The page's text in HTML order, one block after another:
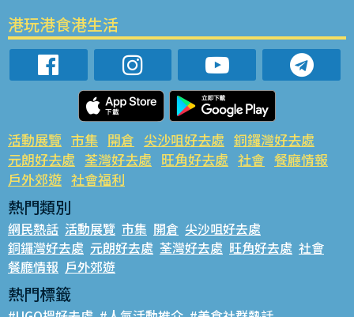
港玩港食港生活
活動展覽 市集 開倉 尖沙咀好去處 銅鑼灣好去處
元朗好去處 荃灣好去處 旺角好去處 社會 餐廳情報
戶外郊遊 社會福利
熱門類別
網民熱話 活動展覽 市集 開倉 尖沙咀好去處
銅鑼灣好去處 元朗好去處 荃灣好去處 旺角好去處 社會
餐廳情報 戶外郊遊
熱門標籤